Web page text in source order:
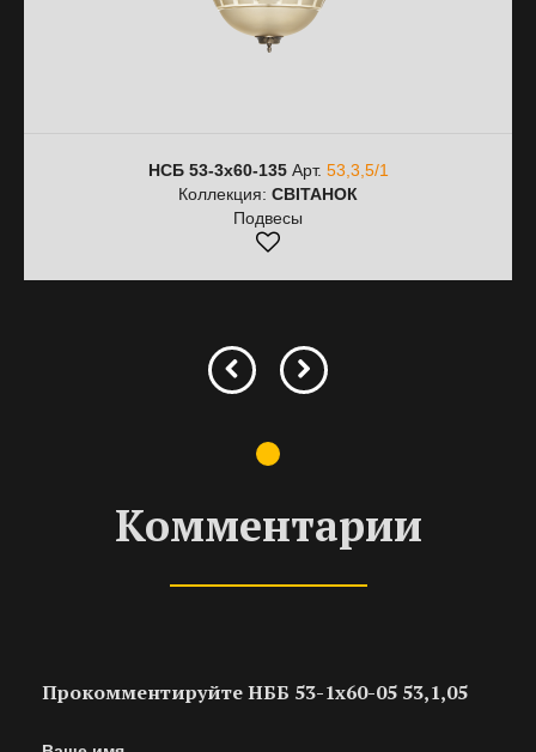
НСБ 53-3х60-135Арт. 53,3,5/1
Коллекция: СВІТАНОК
Подвесы
Комментарии
Прокомментируйте НББ 53-1х60-05 53,1,05